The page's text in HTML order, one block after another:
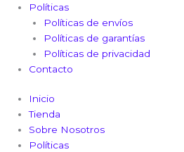
Políticas
Políticas de envíos
Políticas de garantías
Políticas de privacidad
Contacto
Inicio
Tienda
Sobre Nosotros
Políticas